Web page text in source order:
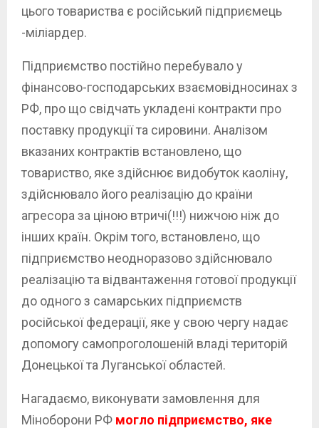
цього товариства є російський підприємець
-міліардер.
Підприємство постійно перебувало у
фінансово-господарських взаємовідносинах з
РФ, про що свідчать укладені контракти про
поставку продукції та сировини. Аналізом
вказаних контрактів встановлено, що
товариство, яке здійснює видобуток каоліну,
здійснювало його реалізацію до країни
агресора за ціною втричі(!!!) нижчою ніж до
інших країн. Окрім того, встановлено, що
підприємство неодноразово здійснювало
реалізацію та відвантаження готової продукції
до одного з самарських підприємств
російської федерації, яке у свою чергу надає
допомогу самопроголошеній владі територій
Донецької та Луганської областей.
Нагадаємо, виконувати замовлення для
Міноборони РФ могло підприємство, яке